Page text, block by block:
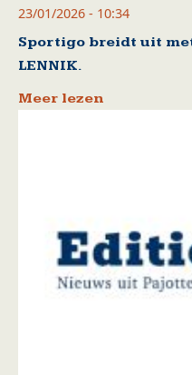
23/01/2026 - 10:34
Sportigo breidt uit
LENNIK.
Meer lezen